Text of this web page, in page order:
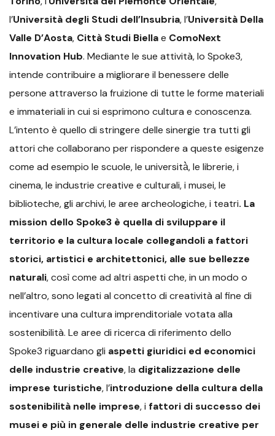
l’Università degli Studi dell’Insubria, l’Università Della
Valle D’Aosta, Città Studi Biellae ComoNext
Innovation Hub. Mediante le sue attività, lo Spoke3,
intende contribuire a migliorare il benessere delle
persone attraverso la fruizione di tutte le forme materiali
e immateriali in cui si esprimono cultura e conoscenza.
L’intento è quello di stringere delle sinergie tra tutti gli
attori che collaborano per rispondere a queste esigenze
come ad esempio le scuole, le università̀, le librerie, i
cinema, le industrie creative e culturali, i musei, le
biblioteche, gli archivi, le aree archeologiche, i teatri. La
mission dello Spoke3 è quella di sviluppare il
territorio e la cultura locale collegandoli a fattori
storici, artistici e architettonici, alle sue bellezze
naturali, così come ad altri aspetti che, in un modo o
nell’altro, sono legati al concetto di creatività al fine di
incentivare una cultura imprenditoriale votata alla
sostenibilità. Le aree di ricerca di riferimento dello
Spoke3 riguardano gli aspetti giuridici ed economici
delle industrie creative, la digitalizzazione delle
imprese turistiche, l’introduzione della cultura della
sostenibilità nelle imprese, i fattori di successo dei
musei e più in generale delle industrie creative per